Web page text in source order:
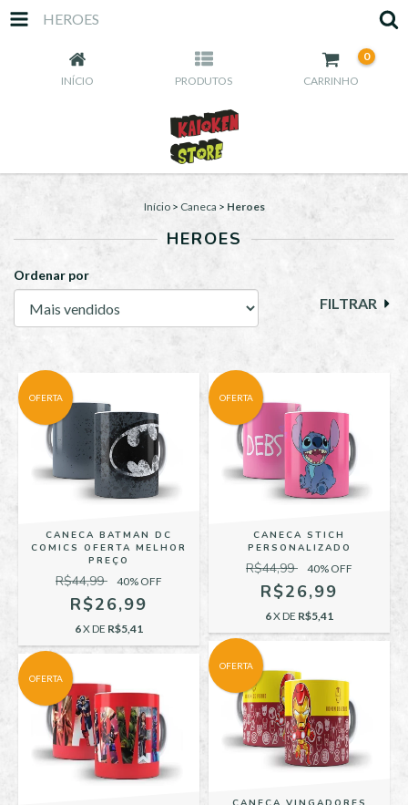
HEROES
INÍCIO PRODUTOS CARRINHO
0
Início > Caneca > Heroes
HEROES
Ordenar por
FILTRAR
OFERTA
CANECA BATMAN DC
COMICS OFERTA MELHOR
PREÇO
R$44,99 40% OFF
R$26,99
6X DE R$5,41
OFERTA
CANECA STICH
PERSONALIZADO
R$44,99 40% OFF
R$26,99
6X DE R$5,41
OFERTA
OFERTA